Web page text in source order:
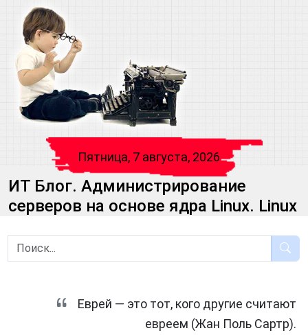
Пятница, 7 августа, 2026
ИТ Блог. Администрирование
серверов на основе ядра Linux. Linux
Еврей — это тот, кого другие считают
евреем (Жан Поль Сартр).